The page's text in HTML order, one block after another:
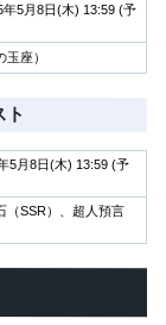
5月8日(木) 13:59 (予
座）
ト
5月8日(木) 13:59 (予
（SSR）、超人預言